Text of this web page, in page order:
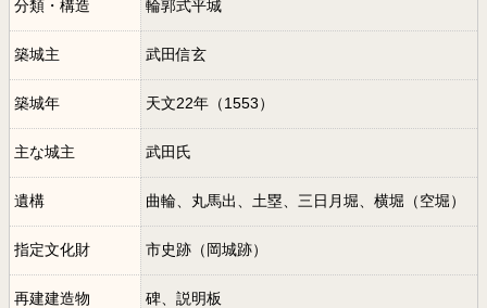
分類・構造 輪郭式平城
築城主 武田信玄
築城年 天文22年（1553）
主な城主 武田氏
遺構 曲輪、丸馬出、土塁、三日月堀、横堀（空堀）
指定文化財 市史跡（岡城跡）
再建建造物 碑、説明板